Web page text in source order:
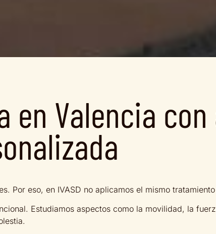
en Valencia
Por eso, en IVASD no aplicamos el mismo
Estudiamos aspectos como la movilidad, la